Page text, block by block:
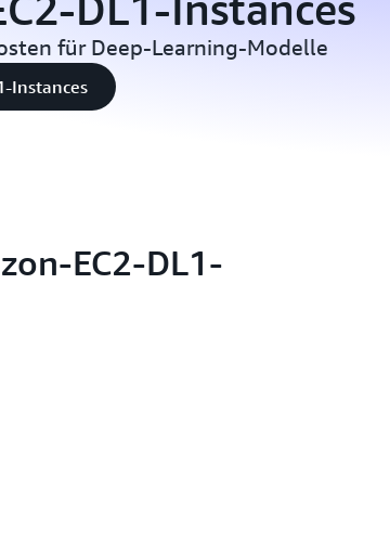
für Deep-Learning-Modelle
Instances
EC2-DL1-